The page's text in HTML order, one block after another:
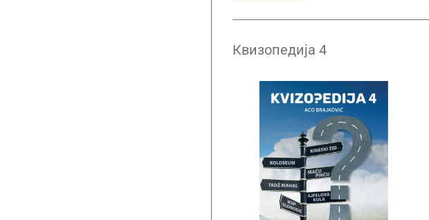
Квизопедија 4